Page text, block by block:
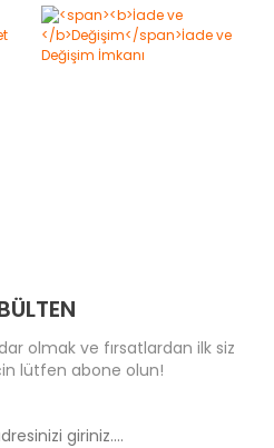
olmak ve fırsatlardan ilk siz
lütfen abone olun!